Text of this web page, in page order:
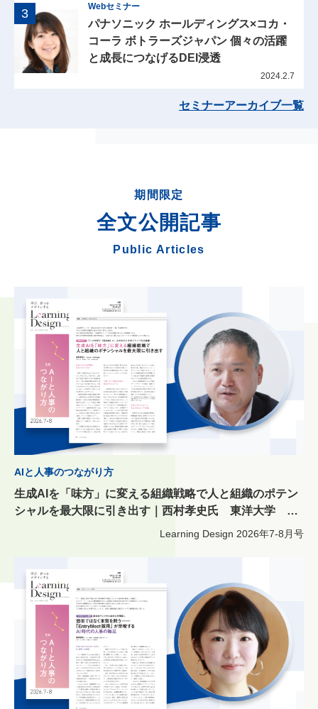
Webセミナー
パナソニック ホールディングス×コカ・
コーラ ボトラーズジャパン 個々の活躍
と成長につなげるDEI浸透
2024.2.7
セミナーアーカイブ一覧
全文公開記事
Public Articles
期間限定
AIと人事のつながり方
生成AIを「味方」に変える組織戦略で人と組織のポテン
シャルを最大限に引き出す｜西村孝史氏 東洋大学 経
Learning Design 2026年7-8月号